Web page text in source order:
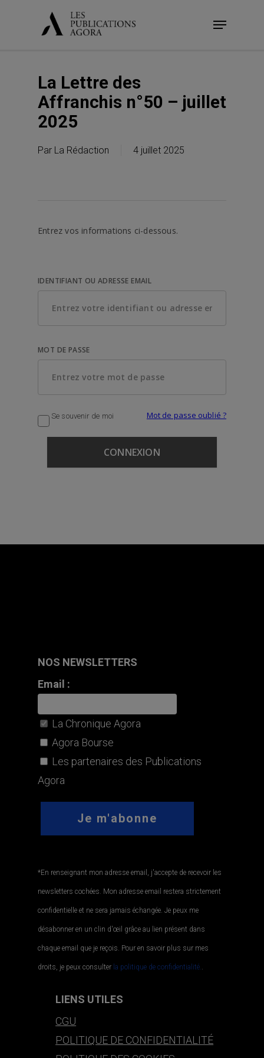
Menu
La Lettre des
Affranchis n°50 – juillet
2025
Par La Rédaction 4 juillet 2025
Entrez vos informations ci-dessous.
IDENTIFIANT OU ADRESSE EMAIL
MOT DE PASSE
Se souvenir de moi Mot de passe oublié ?
NOS NEWSLETTERS
Email :
La Chronique Agora
Agora Bourse
Les partenaires des Publications
Agora
*En renseignant mon adresse email, j'accepte de recevoir les
newsletters cochées. Mon adresse email restera strictement
confidentielle et ne sera jamais échangée. Je peux me
désabonner en un clin d'œil grâce au lien présent dans
chaque email que je reçois. Pour en savoir plus sur mes
droits, je peux consulter la politique de confidentialité..
LIENS UTILES
CGU
POLITIQUE DE CONFIDENTIALITÉ